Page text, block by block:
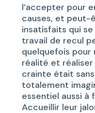
l’accepter pour
causes, et peut-
insatisfaits qui
travail de recul
quelquefois pour
réalité et
crainte était
totalement
essentiel aussi à
Accueillir leur